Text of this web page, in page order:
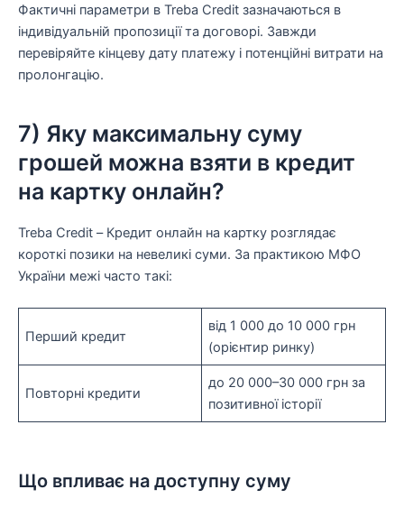
Фактичні параметри в Treba Credit зазначаються в
індивідуальній пропозиції та договорі. Завжди
перевіряйте кінцеву дату платежу і потенційні витрати на
пролонгацію.
7) Яку максимальну суму
грошей можна взяти в кредит
на картку онлайн?
Treba Credit – Кредит онлайн на картку розглядає
короткі позики на невеликі суми. За практикою МФО
України межі часто такі:
Перший кредит
від 1 000 до 10 000 грн
(орієнтир ринку)
Повторні кредити
до 20 000–30 000 грн за
позитивної історії
Що впливає на доступну суму